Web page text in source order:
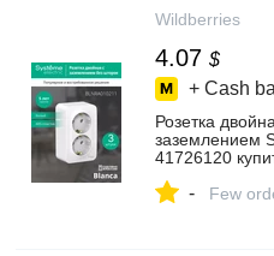
Wildberries
4.07 $
+ Cash
Розетка
заземлением
41726120
- Few